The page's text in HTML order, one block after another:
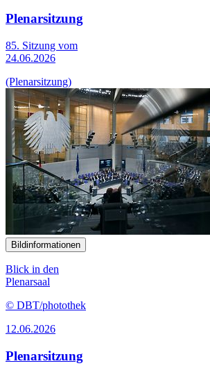
Plenarsitzung
85. Sitzung vom
24.06.2026
(Plenarsitzung)
Bildinformationen
Blick in den
Plenarsaal
© DBT/photothek
12.06.2026
Plenarsitzung